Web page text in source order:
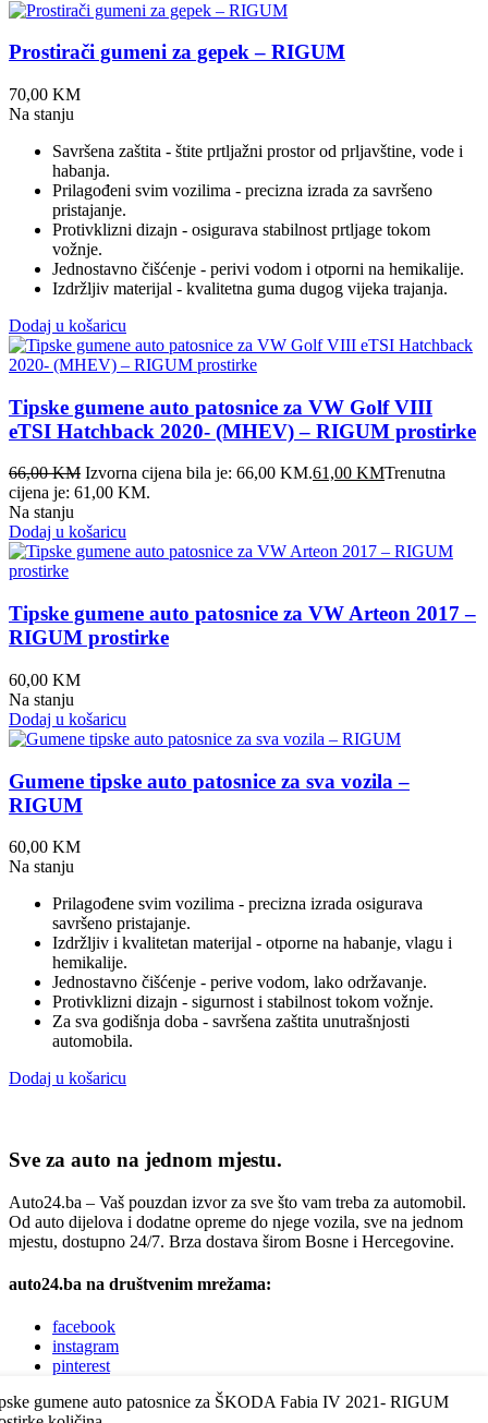
gumene auto patosnice za ŠKODA Fabia IV 2021- RIGUM
Prostirači gumeni za gepek – RIGUM
70,00 KM
Na stanju
Savršena zaštita - štite prtljažni prostor od prljavštine, vode i
habanja.
Prilagođeni svim vozilima - precizna izrada za savršeno
pristajanje.
Protivklizni dizajn - osigurava stabilnost prtljage tokom
vožnje.
Jednostavno čišćenje - perivi vodom i otporni na hemikalije.
Izdržljiv materijal - kvalitetna guma dugog vijeka trajanja.
Dodaj u košaricu
Tipske gumene auto patosnice za VW Golf VIII
eTSI Hatchback 2020- (MHEV) – RIGUM prostirke
66,00KM Izvorna cijena bila je: 66,00 KM.61,00 KMTrenutna
cijena je: 61,00 KM.
Na stanju
Dodaj u košaricu
Tipske gumene auto patosnice za VW Arteon 2017 –
RIGUM prostirke
60,00 KM
Na stanju
Dodaj u košaricu
Gumene tipske auto patosnice za sva vozila –
RIGUM
60,00 KM
Na stanju
Prilagođene svim vozilima - precizna izrada osigurava
savršeno pristajanje.
Izdržljiv i kvalitetan materijal - otporne na habanje, vlagu i
hemikalije.
Jednostavno čišćenje - perive vodom, lako održavanje.
Protivklizni dizajn - sigurnost i stabilnost tokom vožnje.
Za sva godišnja doba - savršena zaštita unutrašnjosti
automobila.
Dodaj u košaricu
Sve za auto na jednom mjestu.
Auto24.ba – Vaš pouzdan izvor za sve što vam treba za automobil.
Od auto dijelova i dodatne opreme do njege vozila, sve na jednom
mjestu, dostupno 24/7. Brza dostava širom Bosne i Hercegovine.
auto24.ba na društvenim mrežama:
facebook
instagram
pinterest
linkedin